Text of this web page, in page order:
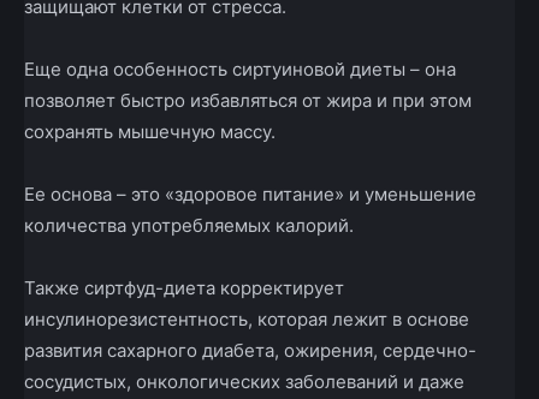
защищают клетки от стресса.
Еще одна особенность сиртуиновой диеты – она
позволяет быстро избавляться от жира и при этом
сохранять мышечную массу.
Ее основа – это «здоровое питание» и уменьшение
количества употребляемых калорий.
Также сиртфуд-диета корректирует
инсулинорезистентность, которая лежит в основе
развития сахарного диабета, ожирения, сердечно-
сосудистых, онкологических заболеваний и даже